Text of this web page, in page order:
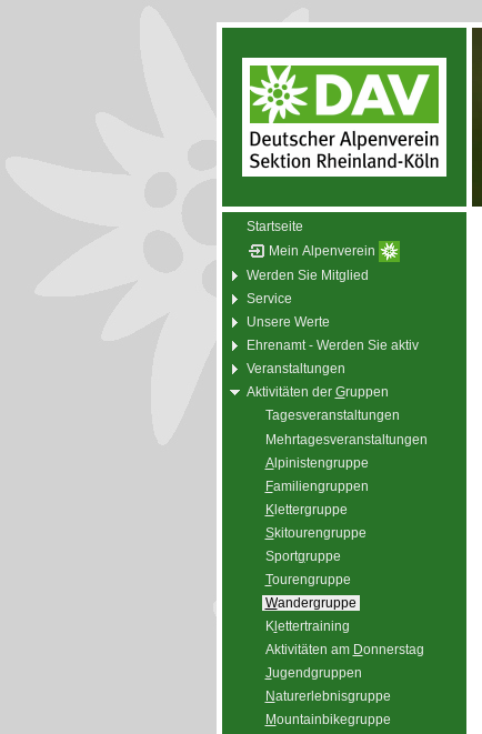
Startseite
Mein Alpenverein
Werden Sie Mitglied
Service
Unsere Werte
Ehrenamt - Werden Sie aktiv
Veranstaltungen
Aktivitäten der Gruppen
Tagesveranstaltungen
Mehrtagesveranstaltungen
Alpinistengruppe
Familiengruppen
Klettergruppe
Skitourengruppe
Sportgruppe
Tourengruppe
Wandergruppe
Kl ettertraining
Aktivitäten am Donnerstag
Jugendgruppen
Naturerlebnisgruppe
Mountainbikegruppe